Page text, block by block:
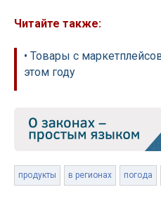
Читайте также:
• Товары с
этом году
продукты в регионах погода